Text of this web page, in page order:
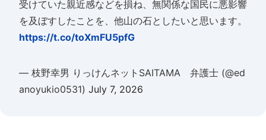
受けていた親近感などを損ね、無関係な国民に悪影響
を及ぼすしたことを、他山の石としたいと思います。
https://t.co/toXmFU5pfG
— 枝野幸男 りっけんネットSAITAMA 弁護士 (@ed
anoyukio0531) July 7, 2026